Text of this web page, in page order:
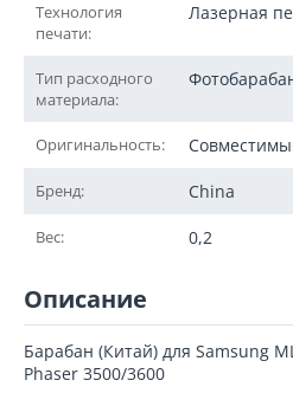
Технология
печати:
Лазерная
Тип расходного
материала:
Оригинальность:
Бренд: China
Вес: 0,2
Описание
Барабан (Китай) для Samsung
Phaser 3500/3600